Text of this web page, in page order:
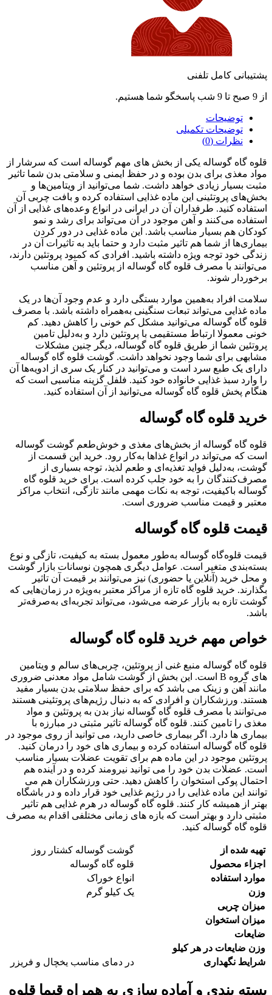
پشتیبانی کامل تلفنی
از 9 صبح تا 9 شب پاسخگو شما هستیم.
توضیحات
توضیحات تکمیلی
نظرات (0)
قلوه گاه گوساله یکی از بخش‌ های مهم گوساله است که سرشار از
مواد مغذی برای بدن بوده و در حفظ ایمنی و سلامتی بدن شما تاثیر
مثبت بسیار زیادی خواهد داشت. شما می‌توانید از ویتامین‌ها و
بخش‌های پروتئینی این ماده غذایی استفاده کرده و بافت چربی آن
استفاده کنید. طرفداران آن در ایرانی در انواع وعده‌های غذایی از آن
استفاده می‌کنند و آهن موجود در آن می‌تواند برای رشد و نمو
کودکان هم بسیار مناسب باشد. این ماده غذایی در دور کردن
بیماری‌ها از شما هم تاثیر مثبت دارد و حتما باید به تاثیرات آن در
زندگی خود توجه ویژه داشته باشید. افرادی که کمبود پروتئین دارند،
می‌توانند با مصرف قلوه گاه گوساله از پروتئین و آهن مناسب
برخوردار شوند.
سلامت افراد به‌همین موارد بستگی دارد و عدم وجود آن‌ها در یک
ماده غذایی می‌تواند تبعات سنگینی به‌همراه داشته باشد. با مصرف
قلوه گاه گوساله می‌توانید مشکل کم خونی را کاهش دهید. کم
خونی معمولا ارتباط مستقیمی با پروتئین دارد و به‌دلیل تامین
پروتئین شما از طریق قلوه گاه گوساله، دیگر چنین مشکلات
مشابهی برای شما وجود نخواهد داشت. گوشت قلوه گاه گوساله
دارای یک طبع سرد است و می‌توانید در کنار یک سری از ادویه‌ها آن
را وارد سبذ غذایی خانواده خود کنید. فلفل گزینه مناسبی است که
هنگام پخش قلوه گاه گوساله می‌توانید از آن استفاده کنید.
خرید قلوه گاه گوساله
قلوه گاه گوساله از بخش‌های مغذی و خوش‌طعم گوشت گوساله
است که می‌تواند در انواع غذاها به‌کار رود. خرید این قسمت از
گوشت، به‌دلیل فواید تغذیه‌ای و طعم لذیذ، توجه بسیاری از
مصرف‌کنندگان را به خود جلب کرده است. برای خرید قلوه گاه
گوساله باکیفیت، توجه به نکات مهمی مانند تازگی، انتخاب مراکز
معتبر و قیمت مناسب ضروری است.
قیمت قلوه گاه گوساله
قیمت قلوه‌گاه گوساله به‌طور معمول بسته به کیفیت، تازگی و نوع
بسته‌بندی متغیر است. عوامل دیگری همچون نوسانات بازار گوشت
و محل خرید (آنلاین یا حضوری) نیز می‌توانند بر قیمت آن تاثیر
بگذارند. خرید قلوه گاه تازه از مراکز معتبر به‌ویژه در زمان‌هایی که
گوشت تازه به بازار عرضه می‌شود، می‌تواند تجربه‌ای به‌صرفه‌تر
باشد.
خواص مهم خرید قلوه گاه گوساله
قلوه گاه گوساله منبع غنی از پروتئین، چربی‌های سالم و ویتامین‌
های گروه B است. این بخش از گوشت شامل مواد معدنی ضروری
مانند آهن و زینک می‌ باشد که برای حفظ سلامتی بدن بسیار مفید
هستند. ورزشکاران و افرادی که به دنبال رژیم‌های پروتئینی هستند
می‌توانند با مصرف قلوه گاه گوساله نیاز بدن به پروتئین و مواد
مغذی را تامین کنند. قلوه گاه گوساله تاثیر مثبتی در مبارزه با
بیماری‌ ها دارد. اگر بیماری خاصی دارید، می‌ توانید از روی موجود در
قلوه گاه گوساله استفاده کرده و بیماری‌ های خود را درمان کنید.
پروتئین موجود در این ماده هم برای تقویت عضلات بسیار مناسب
است. عضلات بدن خود را می‌ توانید نیرومند کرده و در آینده هم
احتمال پوکی استخوان را کاهش دهید. حتی ورزشکاران هم می‌
توانند این ماده غذایی را در رژیم غذایی خود قرار داده و در باشگاه
بهتر از همیشه کار کنند. قلوه گاه گوساله در هرم غذایی هم تاثیر
مثبتی دارد و بهتر است که بازه‌ های زمانی مختلفی اقدام به مصرف
قلوه گاه گوساله کنید.
تهیه شده از
گوشت گوساله کشتار روز
اجزاء محصول
قلوه گاه گوساله
موارد استفاده
انواع خوراک
وزن
یک کیلو گرم
میزان چربی
میزان استخوان
ضایعات
وزن ضایعات در هر کیلو
شرایط نگهداری
در دمای مناسب یخچال و فریزر
بسته بندی و آماده سازی به همراه قیما قلوه